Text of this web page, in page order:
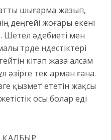
шығарма жазып,
деңгейі жоғары екені
Шетел әдебиеті мен
түрде үндестіктері
кітап жаза алсам
әзірге тек арман ғана.
қызмет ететін жақсы
осы болар еді